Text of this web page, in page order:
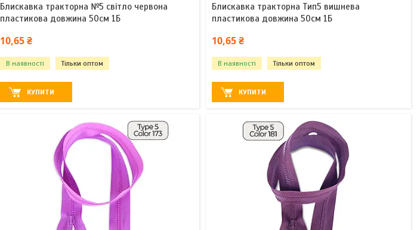
Блискавка тракторна №5 світло червона
пластикова довжина 50см 1Б
10,65 ₴
В наявності Тільки оптом
КУПИТИ
Блискавка тракторна Тип5 вишнева
пластикова довжина 50см 1Б
10,65 ₴
В наявності Тільки оптом
КУПИТИ